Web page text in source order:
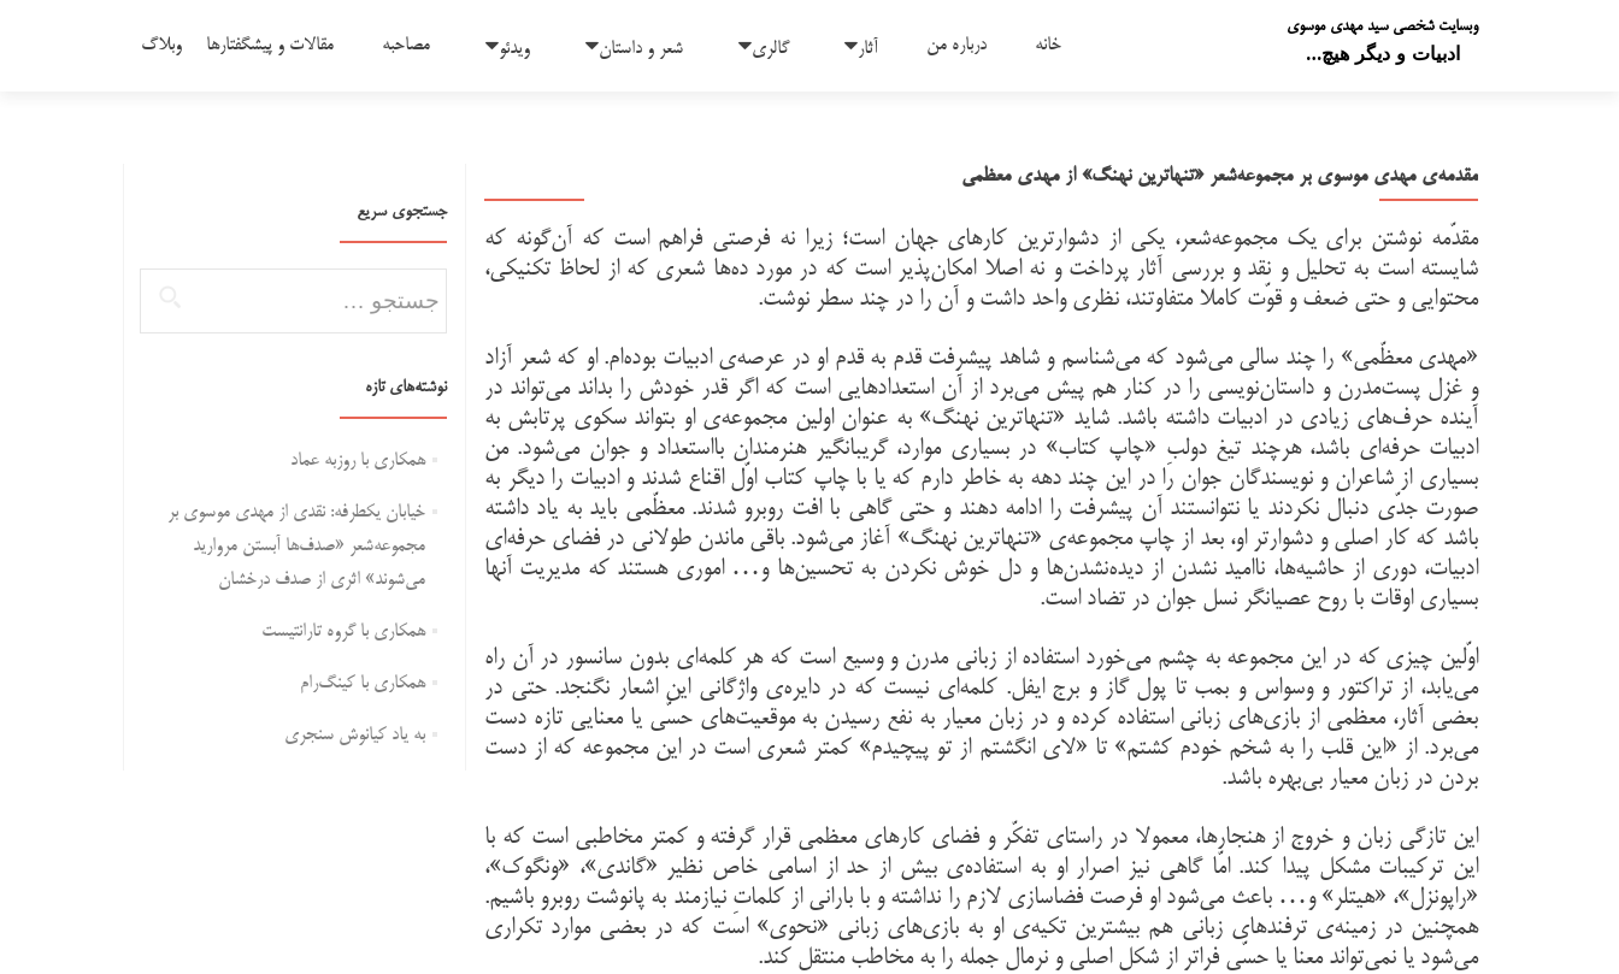
وبسایت شخصی سید مهدی موسوی
ادبیات و دیگر هیچ…
خانه
درباره من آثار گالری شعر و داستان ویدئو مصاحبه مقالات و پیشگفتارها وبلاگ
مقدمه‌ی مهدی موسوی بر مجموعه‌شعر «تنهاترین نهنگ» از مهدی معظمی
مقدّمه نوشتن برای یک مجموعه‌شعر، یکی از دشوارترین کارهای جهان است؛ زیرا نه فرصتی فراهم است که آن‌گونه که
شایسته است به تحلیل و نقد و بررسی آثار پرداخت و نه اصلا امکان‌پذیر است که در مورد ده‌ها شعری که از لحاظ تکنیکی،
محتوایی و حتی ضعف و قوّت کاملا متفاوتند، نظری واحد داشت و آن را در چند سطر نوشت.
«مهدی معظّمی» را چند سالی می‌شود که می‌شناسم و شاهد پیشرفت قدم به قدم او در عرصه‌ی ادبیات بوده‌ام. او که شعر آزاد
و غزل پست‌مدرن و داستان‌نویسی را در کنار هم پیش می‌برد از آن استعدادهایی است که اگر قدر خودش را بداند می‌تواند در
آینده حرف‌های زیادی در ادبیات داشته باشد. شاید «تنهاترین نهنگ» به عنوان اولین مجموعه‌ی او بتواند سکوی پرتابش به
ادبیات حرفه‌ای باشد، هرچند تیغ دولبِ «چاپ کتاب» در بسیاری موارد، گریبانگیر هنرمندان بااستعداد و جوان می‌شود. من
بسیاری از شاعران و نویسندگان جوان را در این چند دهه به خاطر دارم که یا با چاپ کتاب اوّل اقناع شدند و ادبیات را دیگر به
صورت جدّی دنبال نکردند یا نتوانستند آن پیشرفت را ادامه دهند و حتی گاهی با افت روبرو شدند. معظّمی باید به یاد داشته
باشد که کار اصلی و دشوارتر او، بعد از چاپ مجموعه‌ی «تنهاترین نهنگ» آغاز می‌شود. باقی ماندن طولانی در فضای حرفه‌ای
ادبیات، دوری از حاشیه‌ها، ناامید نشدن از دیده‌نشدن‌ها و دل خوش نکردن به تحسین‌ها و… اموری هستند که مدیریت آنها
بسیاری اوقات با روح عصیانگر نسل جوان در تضاد است.
اوّلین چیزی که در این مجموعه به چشم می‌خورد استفاده از زبانی مدرن و وسیع است که هر کلمه‌ای بدون سانسور در آن راه
می‌یابد، از تراکتور و وسواس و بمب تا پول گاز و برج ایفل. کلمه‌ای نیست که در دایره‌ی واژگانی این اشعار نگنجد. حتی در
بعضی آثار، معظمی از بازی‌های زبانی استفاده کرده و در زبان معیار به نفع رسیدن به موقعیت‌های حسّی یا معنایی تازه دست
می‌برد. از «این قلب را به شخم خودم کشتم» تا «لای انگشتم از تو پیچیدم» کمتر شعری است در این مجموعه که از دست
بردن در زبان معیار بی‌بهره باشد.
این تازگی زبان و خروج از هنجارها، معمولا در راستای تفکّر و فضای کارهای معظمی قرار گرفته و کمتر مخاطبی است که با
این ترکیبات مشکل پیدا کند. امّا گاهی نیز اصرار او به استفاده‌ی بیش از حد از اسامی خاص نظیر «گاندی»، «ونگوک»،
«راپونزل»، «هیتلر» و… باعث می‌شود او فرصت فضاسازی لازم را نداشته و با بارانی از کلماتِ نیازمند به پانوشت روبرو باشیم.
همچنین در زمینه‌ی ترفندهای زبانی هم بیشترین تکیه‌ی او به بازی‌های زبانی «نحوی» است که در بعضی موارد تکراری
می‌شود یا نمی‌تواند معنا یا حسّی فراتر از شکل اصلی و نرمال جمله را به مخاطب منتقل کند.
جستجوی سریع
نوشته‌های تازه
همکاری با روزبه عماد
خیابان یکطرفه: نقدی از مهدی موسوی بر
مجموعه‌شعر «صدف‌ها آبستن مروارید
می‌شوند» اثری از صدف درخشان
همکاری با گروه تارانتیست
همکاری با کینگ‌رام
به یاد کیانوش سنجری